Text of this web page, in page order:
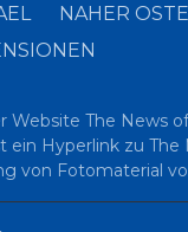
NAHER
Website The News
ein Hyperlink zu
von Fotomaterial